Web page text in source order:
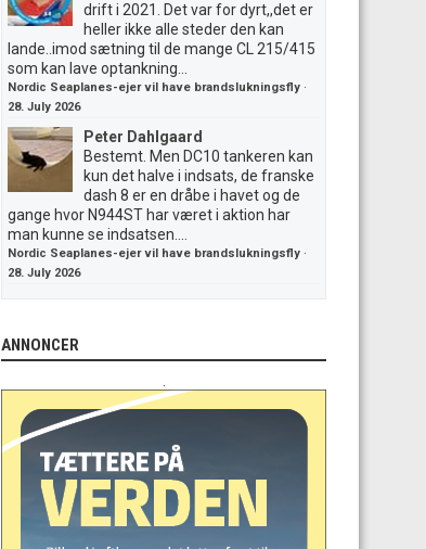
drift i 2021. Det var for dyrt,,det er
heller ikke alle steder den kan
lande..imod sætning til de mange CL 215/415
som kan lave optankning...
Nordic Seaplanes-ejer vil have brandslukningsfly ·
28. July 2026
Peter Dahlgaard
Bestemt. Men DC10 tankeren kan
kun det halve i indsats, de franske
dash 8 er en dråbe i havet og de
gange hvor N944ST har været i aktion har
man kunne se indsatsen....
Nordic Seaplanes-ejer vil have brandslukningsfly ·
28. July 2026
ANNONCER